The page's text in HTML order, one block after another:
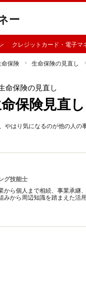
ー
クレジットカード・電子マ
命保険 生命保険の見直し
命保険の見直し
保険見直し
やはり気になるのが他の人
グ技能士
から個人まで相続、事業承継
みから周辺知識を踏まえた活